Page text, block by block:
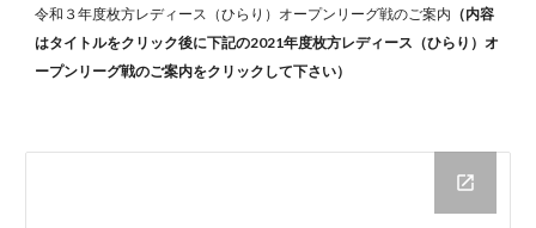
令和３年度枚方レディース（ひらり）オープンリーグ戦のご案内 （内容
はタイトルをクリック後に下記の2021年度枚方レディース（ひらり）オ
ープンリーグ戦のご案内をクリックして下さい）